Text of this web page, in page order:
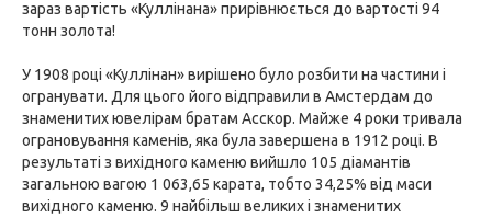
зараз вартість «Куллінана» прирівнюється до вартості 94
тонн золота!
У 1908 році «Куллінан» вирішено було розбити на частини і
огранувати. Для цього його відправили в Амстердам до
знаменитих ювелірам братам Асскор. Майже 4 роки тривала
ограновування каменів, яка була завершена в 1912 році. В
результаті з вихідного каменю вийшло 105 діамантів
загальною вагою 1 063,65 карата, тобто 34,25% від маси
вихідного каменю. 9 найбільш великих і знаменитих